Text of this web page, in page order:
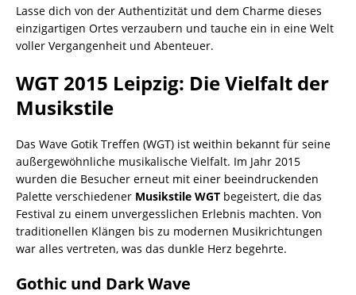
Lasse dich von der Authentizität und dem Charme dieses
einzigartigen Ortes verzaubern und tauche ein in eine Welt
voller Vergangenheit und Abenteuer.
WGT 2015 Leipzig: Die Vielfalt der
Musikstile
Das Wave Gotik Treffen (WGT) ist weithin bekannt für seine
außergewöhnliche musikalische Vielfalt. Im Jahr 2015
wurden die Besucher erneut mit einer beeindruckenden
Palette verschiedener Musikstile WGT begeistert, die das
Festival zu einem unvergesslichen Erlebnis machten. Von
traditionellen Klängen bis zu modernen Musikrichtungen
war alles vertreten, was das dunkle Herz begehrte.
Gothic und Dark Wave